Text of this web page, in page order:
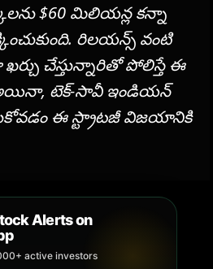
$60 మిలియన్ల కన్నా
రిలయన్స్ వంటి
ఖర్చు చేస్తున్నారితో పోలిస్తే ఈ
అయినా, టెక్-సావీ ఇండియన్
ఈ స్ట్రాటజీ విజయానికి
Alerts on
active investors